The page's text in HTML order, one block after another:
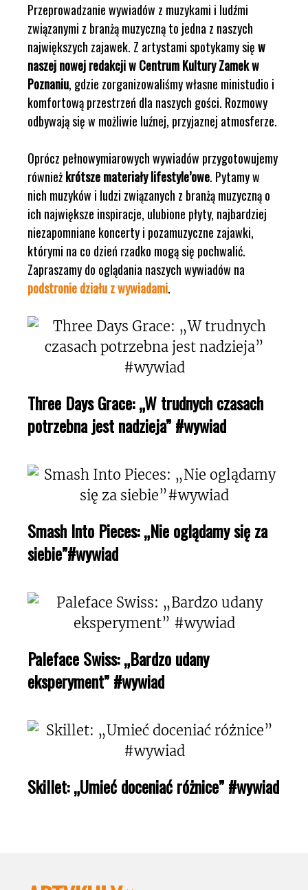
Przeprowadzanie wywiadów z muzykami i ludźmi
związanymi z branżą muzyczną to jedna z naszych
największych zajawek. Z artystami spotykamy sięw
naszej nowej redakcji w Centrum Kultury Zamek w
Poznaniu, gdzie zorganizowaliśmy własne ministudio i
komfortową przestrzeń dla naszych gości. Rozmowy
odbywają się w możliwie luźnej, przyjaznej atmosferze.
Oprócz pełnowymiarowych wywiadów przygotowujemy
równieżkrótsze materiały lifestyle’owe. Pytamy w
nich muzyków i ludzi związanych z branżą muzyczną o
ich największe inspiracje, ulubione płyty, najbardziej
niezapomniane koncerty i pozamuzyczne zajawki,
którymi na co dzień rzadko mogą się pochwalić.
Zapraszamy do oglądania naszych wywiadów na
podstronie działu z wywiadami.
Three Days Grace: „W trudnych czasach
potrzebna jest nadzieja” #wywiad
Smash Into Pieces: „Nie oglądamy się za
siebie”#wywiad
Paleface Swiss: „Bardzo udany
eksperyment” #wywiad
Skillet: „Umieć doceniać różnice” #wywiad